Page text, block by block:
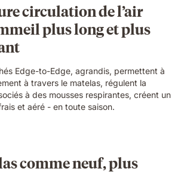
circulation de l’air
plus long et plus
Edge-to-Edge, agrandis, permettent à
à travers le matelas, régulent la
à des mousses respirantes, créent un
et aéré - en toute saison.
comme neuf, plus